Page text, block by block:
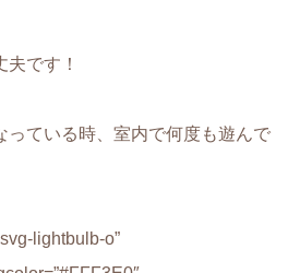
です！
っている時、室内で何度も遊んで
lightbulb-o”